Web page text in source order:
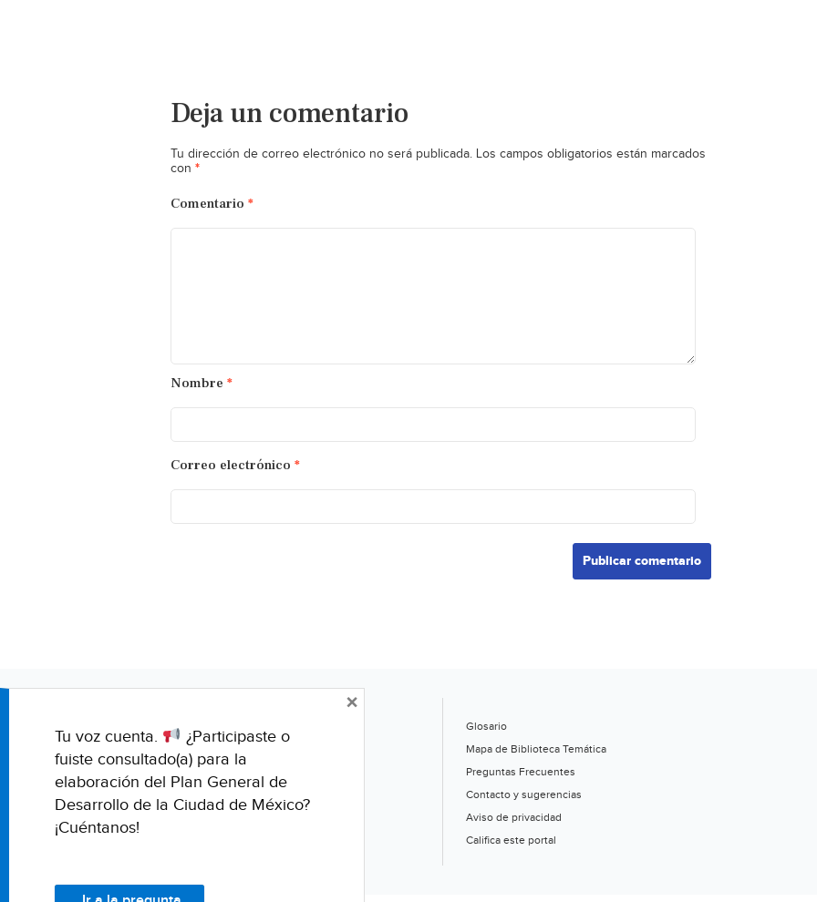
Deja un comentario
Tu dirección de correo electrónico no será publicada. Los campos obligatorios están marcados
con *
Comentario *
Nombre *
Correo electrónico *
Glosario
Mapa de Biblioteca Temática
Preguntas Frecuentes
Contacto y sugerencias
Aviso de privacidad
Califica este portal
Tu voz cuenta.
¿Participaste o
fuiste consultado(a) para la
elaboración del Plan General de
Desarrollo de la Ciudad de México?
¡Cuéntanos!
×